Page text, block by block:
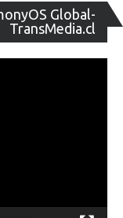
Global-
TransMedia.cl
de